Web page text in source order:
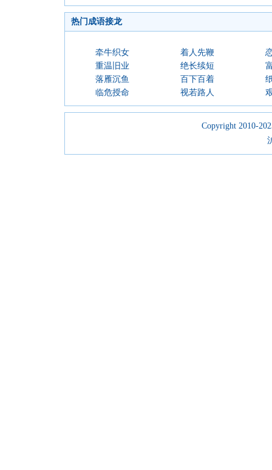
热门成语接龙
牵牛织女 着人先鞭
重温旧业
绝长续短
落雁沉鱼
百下百着
临危授命
视若路人
Copyright 2010-